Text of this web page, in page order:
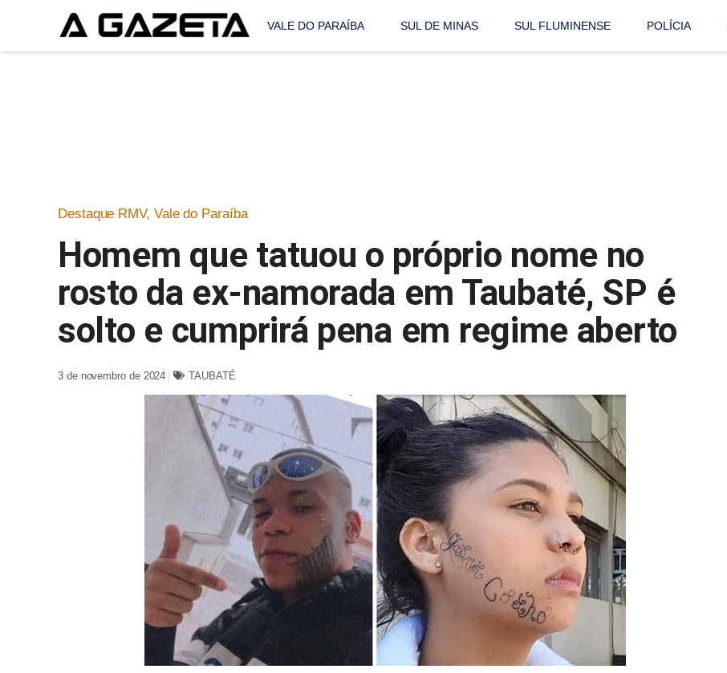
VALE DO PARAÍBA SUL DE MINAS SUL FLUMINENSE POLÍCIA
Destaque RMV, Vale do Paraíba
Homem que tatuou o próprio nome no
rosto da ex-namorada em Taubaté, SP é
solto e cumprirá pena em regime aberto
3 de novembro de 2024 TAUBATÉ